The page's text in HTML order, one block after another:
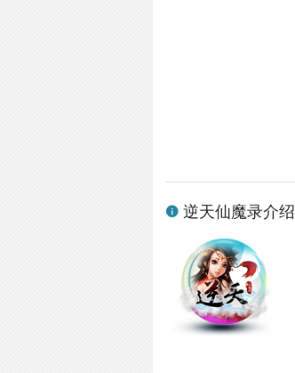
逆天仙魔录介绍